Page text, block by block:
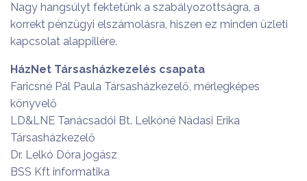
Nagy hangsúlyt fektetünk a szabályozottságra, a
korrekt pénzügyi elszámolásra, hiszen ez minden üzleti
kapcsolat alappillére.
HázNet Társasházkezelés csapata
Faricsné Pál Paula Társasházkezelő, mérlegképes
könyvelő
LD&LNE Tanácsadói Bt. Lelkóné Nádasi Erika
Társasházkezelő
Dr. Lelkó Dóra jogász
BSS Kft informatika